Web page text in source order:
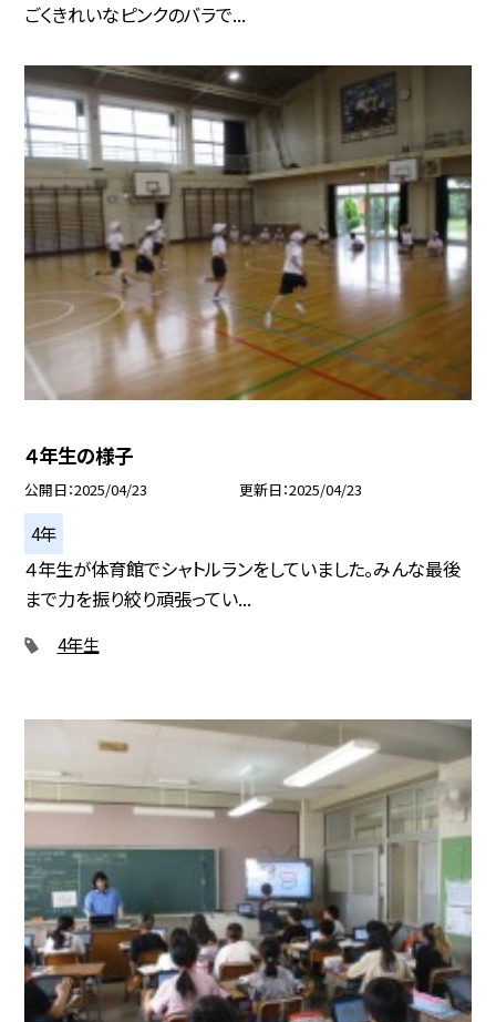
ごくきれいなピンクのバラで...
４年生の様子
公開日 2025/04/23 更新日 2025/04/23
4年
４年生が体育館でシャトルランをしていました。みんな最後
まで力を振り絞り頑張ってい...
4年生